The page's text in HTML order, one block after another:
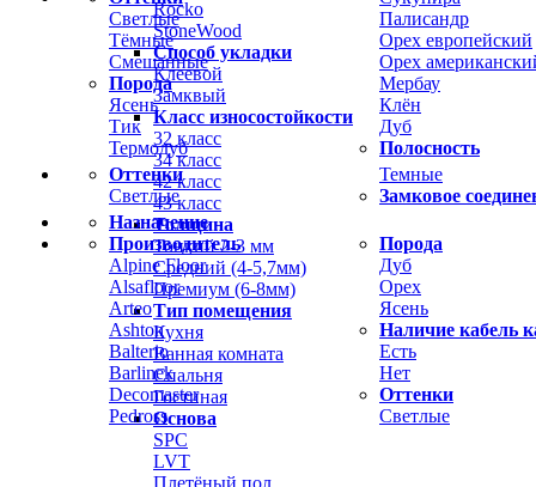
Светлые
Тёмные
Смешанные
Порода
Ясень
Тик
Термодуб
Палисандр
Орех европейский
Орех
Мербау
Клён
Дуб
Полосность
Оттенки
Светлые
Темные
Замковое
Назначение
Производитель
Alpine Floor
Alsafloor
Arteo
Ashton
Balterio
Barlinek
Decomaster
Pedross
Порода
Дуб
Орех
Ясень
Наличие кабель
Есть
Нет
Оттенки
Светлые
Rocko
StoneWood
Способ укладки
Клеевой
Замквый
Класс износостойкости
32 класс
34 класс
42 класс
43 класс
Толщина
Тонкий 2-3 мм
Средний (4-5,7мм)
Премиум (6-8мм)
Тип помещения
Кухня
Ванная комната
Спальня
Гостиная
Основа
SPC
LVT